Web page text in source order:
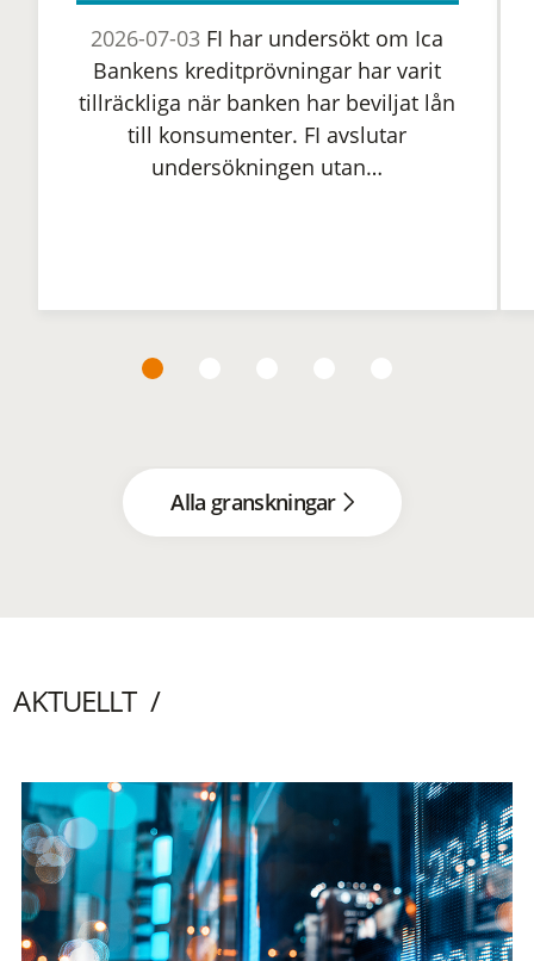
2026-07-03 FI har undersökt om Ica
Bankens kreditprövningar har varit
tillräckliga när banken har beviljat lån
till konsumenter. FI avslutar
undersökningen utan…
Alla granskningar
AKTUELLT